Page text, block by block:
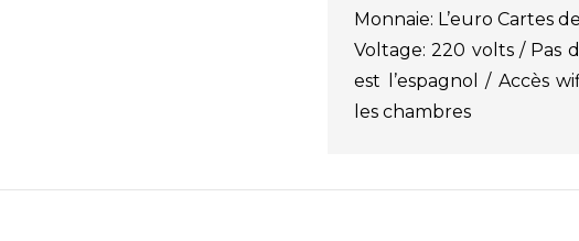
Monnaie: L’euro Cartes
Voltage: 220 volts / Pas
est l’espagnol / Accès
les chambres